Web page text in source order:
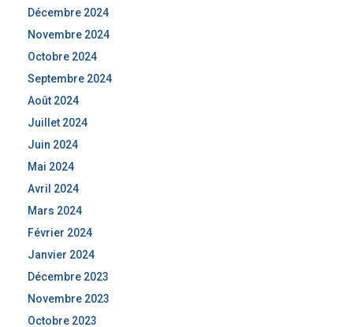
Décembre 2024
Novembre 2024
Octobre 2024
Septembre 2024
Août 2024
Juillet 2024
Juin 2024
Mai 2024
Avril 2024
Mars 2024
Février 2024
Janvier 2024
Décembre 2023
Novembre 2023
Octobre 2023